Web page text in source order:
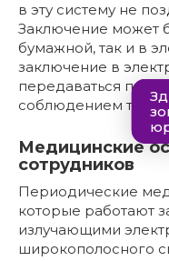
в эту систему не
Заключение может
бумажной, так и в
заключение в
передаваться по
соблюдением
Медицинские
сотрудников
Периодические
которые работают
излучающими
широкополосного